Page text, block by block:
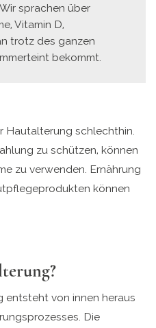
sprachen über
Vitamin D,
trotz des ganzen
bekommt.
Hautalterung schlechthin.
zu schützen, können
zu verwenden. Ernährung
können
entsteht von innen heraus
Die